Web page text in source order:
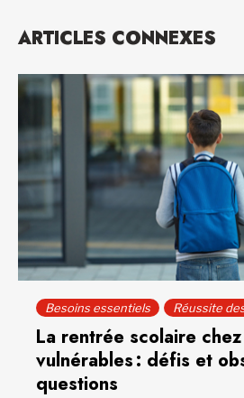
ARTICLES CONNEXES
Besoins essentiels Réussite
La rentrée scolaire
vulnérables : défis et
questions